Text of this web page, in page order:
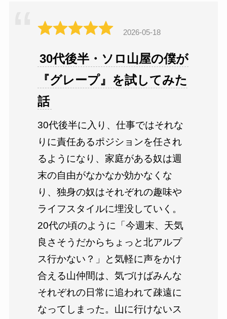
2026-05-18
30代後半・ソロ山屋の僕が
『グレープ』を試してみた
話
30代後半に入り、仕事ではそれな
りに責任あるポジションを任され
るようになり、家庭がある奴は週
末の自由がなかなか効かなくな
り、独身の奴はそれぞれの趣味や
ライフスタイルに埋没していく。
20代の頃のように「今週末、天気
良さそうだからちょっと北アルプ
ス行かない？」と気軽に声をかけ
合える山仲間は、気づけばみんな
それぞれの日常に追われて疎遠に
なってしまった。山に行けないス